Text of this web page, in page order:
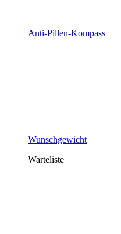
Anti-Pillen-Kompass
Wunschgewicht
Warteliste